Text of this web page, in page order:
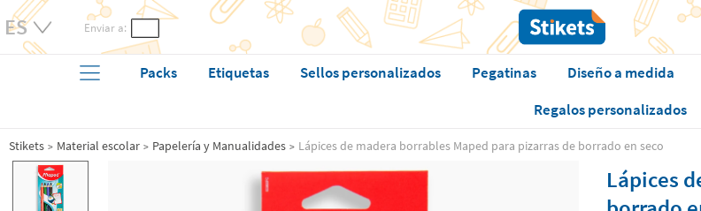
Enviar a:
Packs Etiquetas Sellos personalizados Pegatinas Diseño a medida
Regalos personalizados
Stikets Material escolar Papelería y Manualidades Lápices de madera borrables Maped para pizarras de borrado en seco
Lápices